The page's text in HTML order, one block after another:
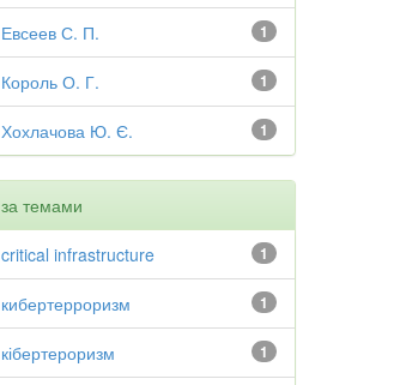
1
Евсеев С. П.
1
Король О. Г.
1
Хохлачова Ю. Є.
за темами
1
critical infrastructure
1
кибертерроризм
1
кібертероризм